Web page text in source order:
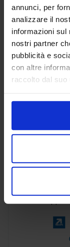
annunci, per
analizzare il
informazioni sul
nostri partner
pubblicità e
con altre
raccolto dal suo
Da oltre 45 anni
nella
qualità